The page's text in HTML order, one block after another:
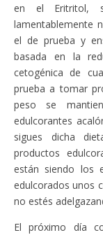
en el Eritritol,
lamentablemente
el de prueba y
basada en la
cetogénica de
prueba a tomar
peso se
edulcorantes
sigues dicha
productos
están siendo los
edulcorados unos
no estés
El próximo día